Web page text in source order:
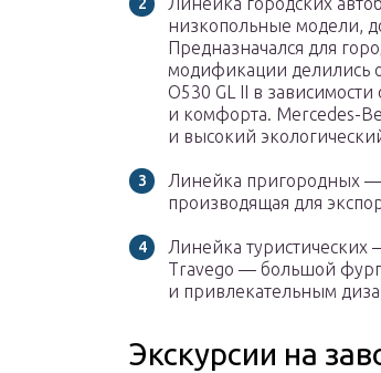
низкопольные модели,
Предназначался для
модификации делились
O530 GL II в
и комфорта. Mercedes-
и высокий
Линейка пригородных —
производящая для
Линейка туристических
Travego — большой
и привлекательным
Экскурсии на